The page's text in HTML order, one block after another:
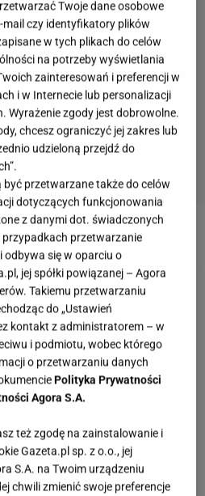
Twoje dane osobowe
mail czy identyfikatory plików
w tych plikach do celów
na potrzeby wyświetlania
zainteresowań i preferencji w
i w Internecie lub personalizacji
Wyrażenie zgody jest dobrowolne.
chcesz ograniczyć jej zakres lub
udzieloną przejdź do
przetwarzane także do celów
dotyczących funkcjonowania
z danymi dot. świadczonych
przypadkach przetwarzanie
odbywa się w oparciu o
jej spółki powiązanej – Agora
Takiemu przetwarzaniu
do „Ustawień
kontakt z administratorem – w
i podmiotu, wobec którego
o przetwarzaniu danych
Polityka Prywatności
Agora S.A.
też zgodę na zainstalowanie i
Gazeta.pl sp. z o.o., jej
S.A. na Twoim urządzeniu
chwili zmienić swoje preferencje